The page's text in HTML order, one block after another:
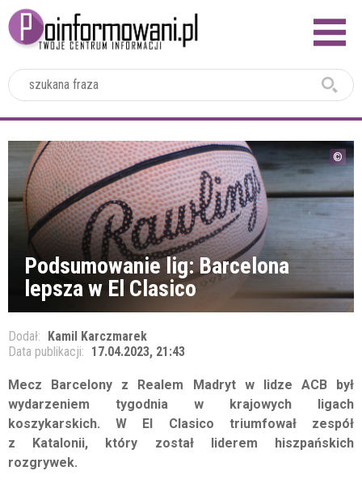
Podsumowanie lig: Barcelona
lepsza w El Clasico
Dodał: Kamil Karczmarek
Data publikacji: 17.04.2023, 21:43
Mecz Barcelony z Realem Madryt w lidze ACB był
wydarzeniem tygodnia w krajowych ligach
koszykarskich. W El Clasico triumfował zespół
z Katalonii, który został liderem hiszpańskich
rozgrywek.